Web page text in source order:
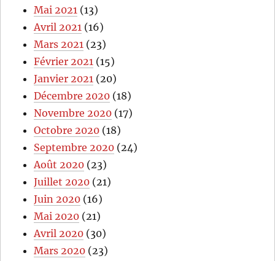
Mai 2021 (13)
Avril 2021 (16)
Mars 2021 (23)
Février 2021 (15)
Janvier 2021 (20)
Décembre 2020 (18)
Novembre 2020 (17)
Octobre 2020 (18)
Septembre 2020 (24)
Août 2020 (23)
Juillet 2020 (21)
Juin 2020 (16)
Mai 2020 (21)
Avril 2020 (30)
Mars 2020 (23)